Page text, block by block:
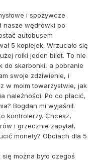
i spożywcze
nasze wędrówki po
autobusem
5 kopiejek. Wrzucało się
rolki jeden bilet. To nie
do skarbonki, a pobranie
swoje zdziwienie, i
w moim towarzystwie, jak
należności. Po co płacić,
Bogdan mi wyjaśnił.
kontrolerzy. Chcesz,
i grzecznie zapytał,
monety? Obciach dla 5
można było czegoś